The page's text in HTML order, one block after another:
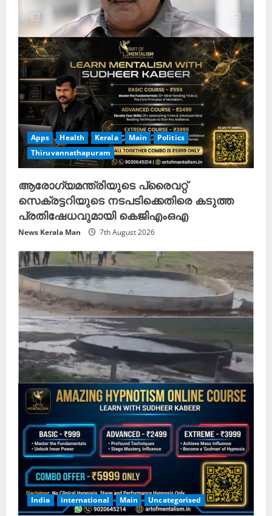
i
n
g
Apps Health Kerala Main
Politics
Thiruvannathapuram
ആരോഗ്യമന്ത്രിയുടെ പ്രൈവറ്റ്
സെക്രട്ടറിയുടെ നടപടിക്കെതിരെ കടുത്ത
പ്രതിഷേധവുമായി കെജിഎംഒഎ
News Kerala Man 7th August 2026
India international Main Uncategorised